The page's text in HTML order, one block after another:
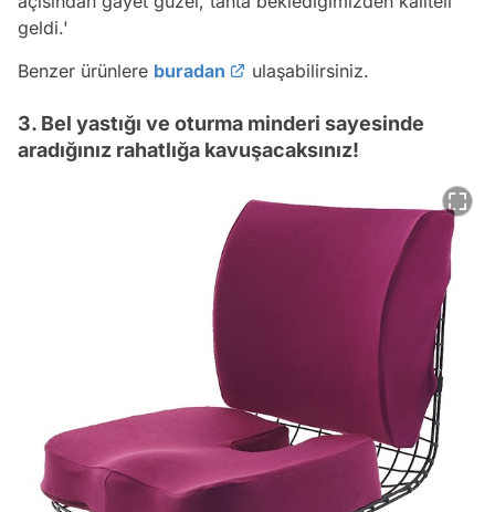
geldi.'
Benzer ürünlere buradan ulaşabilirsiniz.
3. Bel yastığı ve oturma minderi sayesinde
aradığınız rahatlığa kavuşacaksınız!